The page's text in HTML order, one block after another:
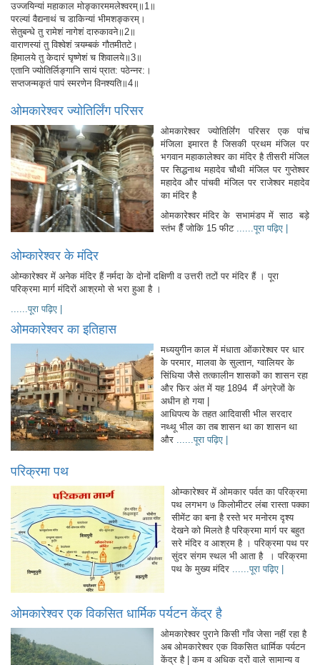
उज्जयिन्यां महाकाल मोङ्कारममलेश्वरम्॥1॥
परल्यां वैद्यनाथं च डाकिन्यां भीमशङ्करम्।
सेतुबन्धे तु रामेशं नागेशं दारुकावने॥2॥
वाराणस्यां तु विश्वेशं त्र्यम्बकं गौतमीतटे।
हिमालये तु केदारं घृष्णेशं च शिवालये॥3॥
एतानि ज्योतिर्लिङ्गानि सायं प्रात: पठेन्नर:।
सप्तजन्मकृतं पापं स्मरणेन विनश्यति॥4॥
ओमकारेश्वर ज्योतिर्लिंग परिसर
ओमकारेश्वर ज्योतिर्लिंग परिसर एक पांच
मंजिला इमारत है जिसकी प्रथम मंजिल पर
भगवान महाकालेश्वर का मंदिर है तीसरी मंजिल
पर सिद्धनाथ महादेव चौथी मंजिल पर गुप्तेश्वर
महादेव और पांचवी मंजिल पर राजेश्वर महादेव
का मंदिर है
ओमकारेश्वर मंदिर के सभामंडप में साठ बड़े
स्तंभ हैँ जोकि 15 फीट ......पूरा पढ़िए |
ओम्कारेश्वर के मंदिर
ओम्कारेश्वर में अनेक मंदिर हैं नर्मदा के दोनों दक्षिणी व उत्तरी तटों पर मंदिर हैं । पूरा
परिक्रमा मार्ग मंदिरों आश्रमो से भरा हुआ है ।
......पूरा पढ़िए |
ओमकारेश्वर का इतिहास
मध्ययुगीन काल में मंधाता ओंकारेश्वर पर धार
के परमार, मालवा के सुल्तान, ग्वालियर के
सिंधिया जैसे तत्कालीन शासकों का शासन रहा
और फिर अंत में यह 1894 मैं अंग्रेजों के
अधीन हो गया |
आधिपत्य के तहत आदिवासी भील सरदार
नथ्थू भील का तब शासन था का शासन था
और ......पूरा पढ़िए |
परिक्रमा पथ
ओम्कारेश्वर में ओमकार पर्वत का परिक्रमा
पथ लगभग ७ किलोमीटर लंबा रास्ता पक्का
सीमेंट का बना है रस्ते भर मनोरम दृश्य
देखने को मिलते है परिक्रमा मार्ग पर बहुत
सरे मंदिर व आश्रम है । परिक्रमा पथ पर
सुंदर संगम स्थल भी आता है । परिक्रमा
पथ के मुख्य मंदिर ......पूरा पढ़िए |
ओमकारेश्वर एक विकसित धार्मिक पर्यटन केंद्र है
ओमकारेश्वर पुराने किसी गाँव जेसा नहीं रहा है
अब ओमकारेश्वर एक विकसित धार्मिक पर्यटन
केंद्र है | कम व अधिक दरों वाले सामान्य व